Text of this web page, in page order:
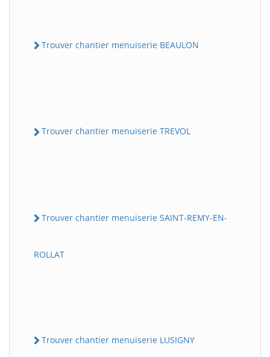
Trouver chantier menuiserie BEAULON
Trouver chantier menuiserie TREVOL
Trouver chantier menuiserie SAINT-REMY-EN-
ROLLAT
Trouver chantier menuiserie LUSIGNY